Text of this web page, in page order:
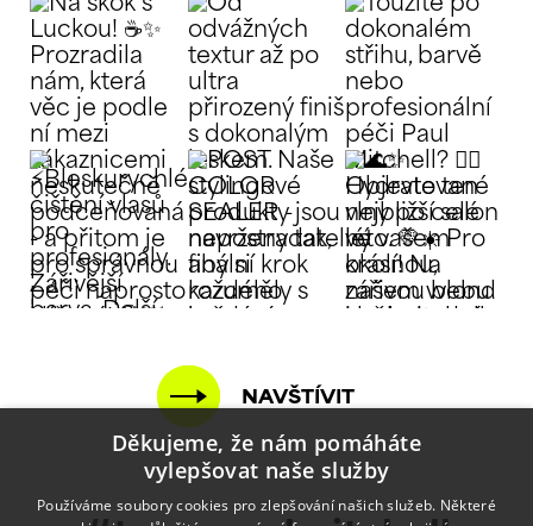
NAVŠTÍVIT
Děkujeme, že nám pomáháte
vylepšovat naše služby
Používáme soubory cookies pro zlepšování našich služeb. Některé